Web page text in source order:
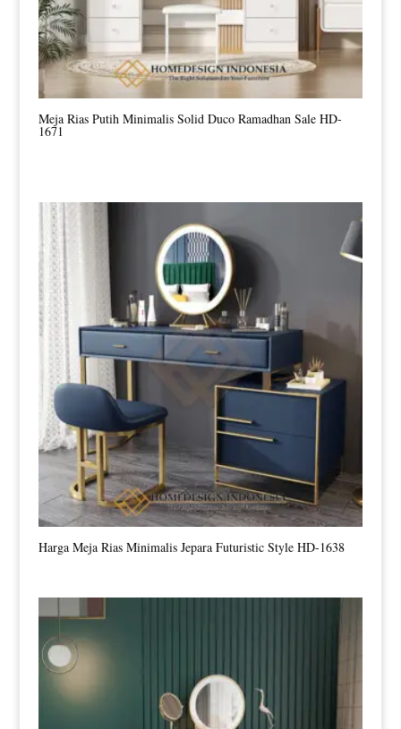
Meja Rias Putih Minimalis Solid Duco Ramadhan Sale HD-
1671
Rp18.000.000.
adalah:
Rp12.000.000.
Harga Meja Rias Minimalis Jepara Futuristic Style HD-1638